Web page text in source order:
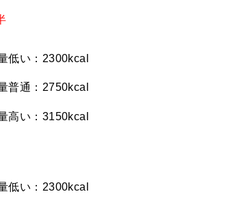
低い：2300kcal
普通：2750kcal
高い：3150kcal
低い：2300kcal